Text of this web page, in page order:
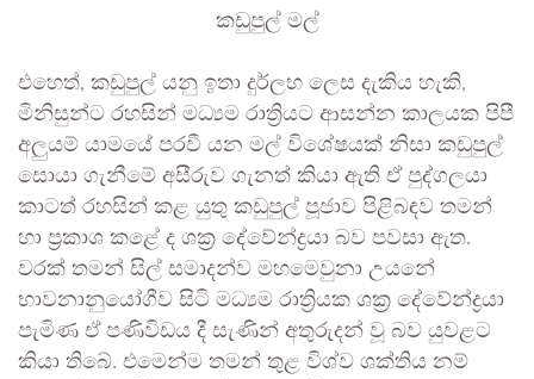
කඩුපුල් මල්
එහෙත්, කඩුපුල් යනු ඉතා දුර්ලභ ලෙස දැකිය හැකි,
මිනිසුන්ට රහසින් මධ්‍යම රාත්‍රියට ආසන්න කාලයක පිපී
අලුයම් යාමයේ පරවී යන මල් විශේෂයක් නිසා කඩුපුල්
සොයා ගැනීමේ අසීරුව ගැනත් කියා ඇති ඒ පුද්ගලයා
කාටත් රහසින් කළ යුතු කඩුපුල් පූජාව පිළිබඳව තමන්
හා ප්‍රකාශ කළේ ද ශක්‍ර දේවේන්ද්‍රයා බව පවසා ඇත.
වරක් තමන් සිල් සමාදන්ව මහමෙවුනා උයනේ
භාවනානුයෝගීව සිටි මධ්‍යම රාත්‍රියක ශක්‍ර දේවේන්ද්‍රයා
පැමිණ ඒ පණිවිඩය දී සැණින් අතුරුදන් වූ බව යුවළට
කියා තිබේ. එමෙන්ම තමන් තුළ විශ්ව ශක්තිය නම්